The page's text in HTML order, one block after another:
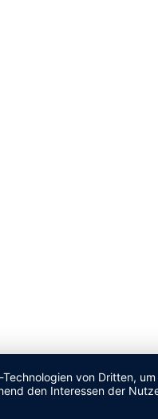
von Dritten,
den Interessen der